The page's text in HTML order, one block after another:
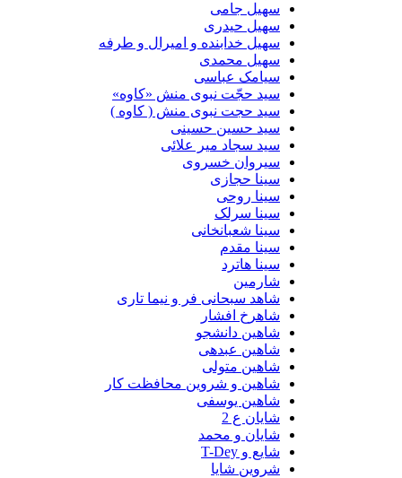
سهیل جامی
سهیل حیدری
سهیل خدابنده و امیرال و طرفه
سهیل محمدی
سیامک عباسی
سید حجّت نبوی منش «کاوه»
سید حجت نبوی منش ( کاوه )
سید حسین حسینى
سید سجاد میر علائی
سیروان خسروی
سینا حجازی
سینا روحی
سینا سرلک
سینا شعبانخانی
سینا مقدم
سینا هاترد
شارمین
شاهد سبحانی فر و نیما تاری
شاهرخ افشار
شاهین دانشجو
شاهین عبدهی
شاهین متولی
شاهین و شروین محافظت کار
شاهین یوسفی
شایان ع 2
شایان و محمد
شایع و T-Dey
شروین شایا